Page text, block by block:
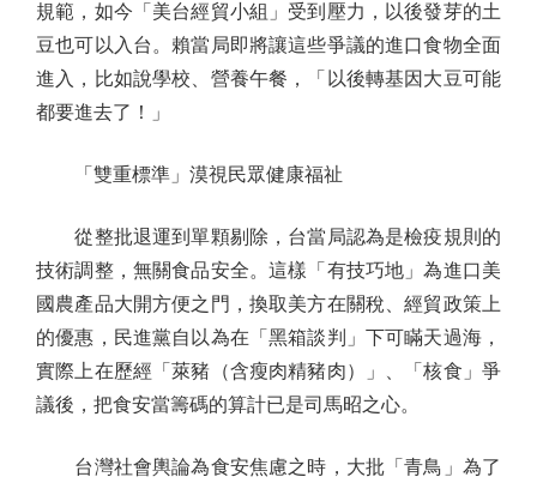
規範，如今「美台經貿小組」受到壓力，以後發芽的土
豆也可以入台。賴當局即將讓這些爭議的進口食物全面
進入，比如說學校、營養午餐，「以後轉基因大豆可能
都要進去了！」
「雙重標準」漠視民眾健康福祉
從整批退運到單顆剔除，台當局認為是檢疫規則的
技術調整，無關食品安全。這樣「有技巧地」為進口美
國農產品大開方便之門，換取美方在關稅、經貿政策上
的優惠，民進黨自以為在「黑箱談判」下可瞞天過海，
實際上在歷經「萊豬（含瘦肉精豬肉）」、「核食」爭
議後，把食安當籌碼的算計已是司馬昭之心。
台灣社會輿論為食安焦慮之時，大批「青鳥」為了